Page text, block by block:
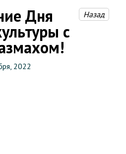
Дня
с
Назад
2022